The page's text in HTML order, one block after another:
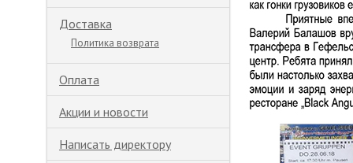
Доставка
Политика возврата
Оплата
Акции и новости
Написать директору